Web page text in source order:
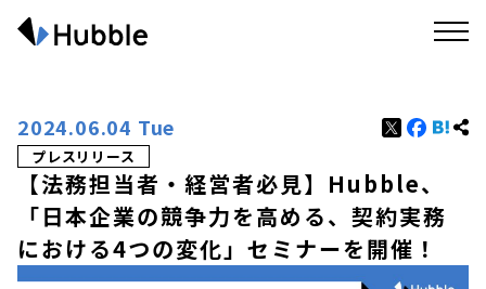
2024.06.04 Tue
プレスリリース
【法務担当者・経営者必見】Hubble、
「日本企業の競争力を高める、契約実務
における4つの変化」セミナーを開催！